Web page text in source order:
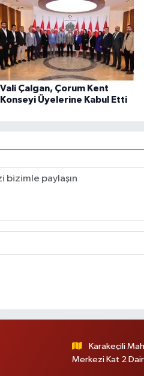
Vali Çalgan, Çorum Kent
Konseyi Üyelerine Kabul Etti
Karakeçili
Merkezi Kat 2